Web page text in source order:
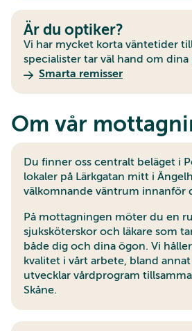
Är du optiker?
Vi har mycket korta väntetider
specialister tar väl hand om
Smarta remisser
Om vår
Du finner oss centralt beläget i
lokaler på Lärkgatan mitt i
välkomnande väntrum innanför
På mottagningen möter du en
sjuksköterskor och läkare som
både dig och dina ögon. Vi
kvalitet i vårt arbete, bland
utvecklar vårdprogram
Skåne.